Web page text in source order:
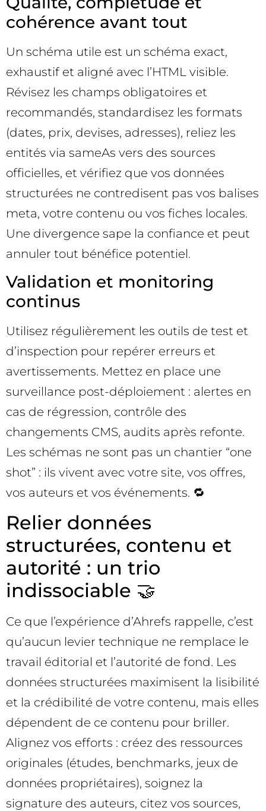
cohérence avant tout
Un schéma utile est un schéma exact,
exhaustif et aligné avec l’HTML visible.
Révisez les champs obligatoires et
recommandés, standardisez les formats
(dates, prix, devises, adresses), reliez les
entités via sameAs vers des sources
officielles, et vérifiez que vos données
structurées ne contredisent pas vos balises
meta, votre contenu ou vos fiches locales.
Une divergence sape la confiance et peut
annuler tout bénéfice potentiel.
Validation et monitoring
continus
Utilisez régulièrement les outils de test et
d’inspection pour repérer erreurs et
avertissements. Mettez en place une
surveillance post-déploiement : alertes en
cas de régression, contrôle des
changements CMS, audits après refonte.
Les schémas ne sont pas un chantier “one
shot” : ils vivent avec votre site, vos offres,
vos auteurs et vos événements. 🔁
Relier données
structurées, contenu et
autorité : un trio
indissociable 🤝
Ce que l’expérience d’Ahrefs rappelle, c’est
qu’aucun levier technique ne remplace le
travail éditorial et l’autorité de fond. Les
données structurées maximisent la lisibilité
et la crédibilité de votre contenu, mais elles
dépendent de ce contenu pour briller.
Alignez vos efforts : créez des ressources
originales (études, benchmarks, jeux de
données propriétaires), soignez la
signature des auteurs, citez vos sources,